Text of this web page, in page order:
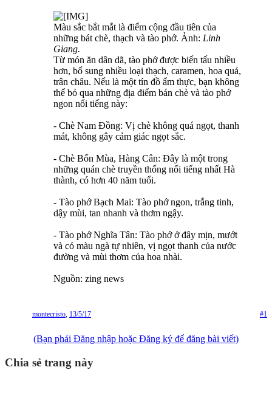
Màu sắc bắt mắt là điểm cộng đầu tiên của
những bát chè, thạch và tào phớ. Ảnh: Linh
Giang.
Từ món ăn dân dã, tào phớ được biến tấu nhiều
hơn, bổ sung nhiều loại thạch, caramen, hoa quả,
trân châu. Nếu là một tín đồ ẩm thực, bạn không
thể bỏ qua những địa điểm bán chè và tào phớ
ngon nổi tiếng này:
- Chè Nam Đồng: Vị chè không quá ngọt, thanh
mát, không gây cảm giác ngọt sắc.
- Chè Bốn Mùa, Hàng Cân: Đây là một trong
những quán chè truyền thống nổi tiếng nhất Hà
thành, có hơn 40 năm tuổi.
- Tào phớ Bạch Mai: Tào phớ ngon, trắng tinh,
dậy mùi, tan nhanh và thơm ngậy.
- Tào phớ Nghĩa Tân: Tào phớ ở đây mịn, mướt
và có màu ngà tự nhiên, vị ngọt thanh của nước
đường và mùi thơm của hoa nhài.
Nguồn: zing news
#1
montecristo 13/5/17
(Bạn phải Đăng nhập hoặc Đăng ký để đăng bài viết)
Chia sẻ trang này